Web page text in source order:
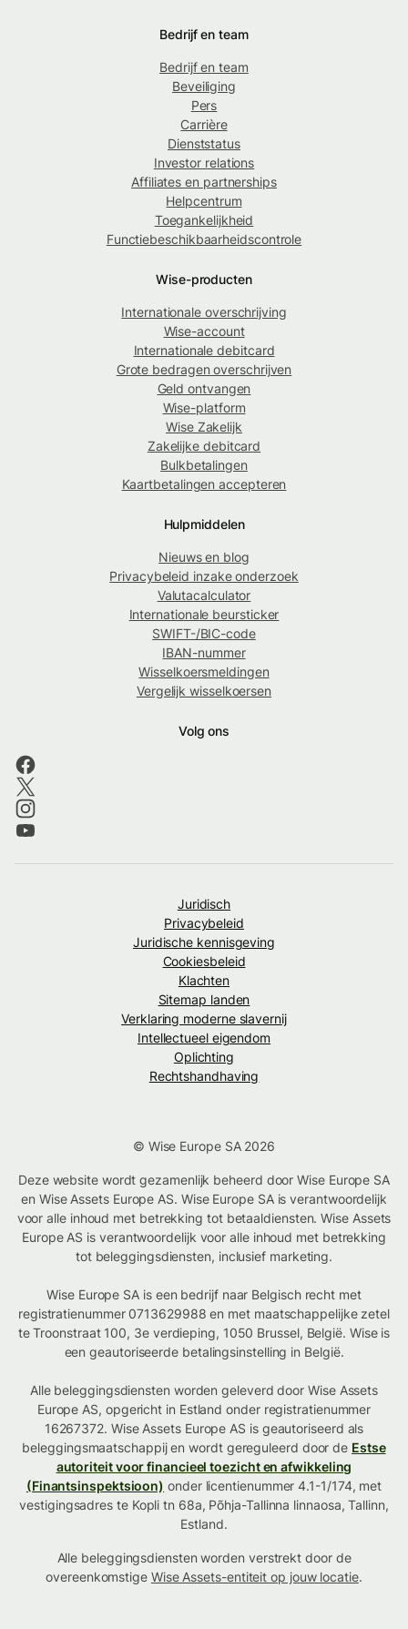
Bedrijf en team
Bedrijf en team
Beveiliging
Pers
Carrière
Dienststatus
Investor relations
Affiliates en partnerships
Helpcentrum
Toegankelijkheid
Functiebeschikbaarheidscontrole
Wise-producten
Internationale overschrijving
Wise-account
Internationale debitcard
Grote bedragen overschrijven
Geld ontvangen
Wise-platform
Wise Zakelijk
Zakelijke debitcard
Bulkbetalingen
Kaartbetalingen accepteren
Hulpmiddelen
Nieuws en blog
Privacybeleid inzake onderzoek
Valutacalculator
Internationale beursticker
SWIFT-/BIC-code
IBAN-nummer
Wisselkoersmeldingen
Vergelijk wisselkoersen
Volg ons
Juridisch
Privacybeleid
Juridische kennisgeving
Cookiesbeleid
Klachten
Sitemap landen
Verklaring moderne slavernij
Intellectueel eigendom
Oplichting
Rechtshandhaving
© Wise Europe SA 2026
Deze website wordt gezamenlijk beheerd door Wise Europe SA
en Wise Assets Europe AS. Wise Europe SA is verantwoordelijk
voor alle inhoud met betrekking tot betaaldiensten. Wise Assets
Europe AS is verantwoordelijk voor alle inhoud met betrekking
tot beleggingsdiensten, inclusief marketing.
Wise Europe SA is een bedrijf naar Belgisch recht met
registratienummer 0713629988 en met maatschappelijke zetel
te Troonstraat 100, 3e verdieping, 1050 Brussel, België. Wise is
een geautoriseerde betalingsinstelling in België.
Alle beleggingsdiensten worden geleverd door Wise Assets
Europe AS, opgericht in Estland onder registratienummer
16267372. Wise Assets Europe AS is geautoriseerd als
beleggingsmaatschappij en wordt gereguleerd door de Estse
autoriteit voor financieel toezicht en afwikkeling
(Finantsinspektsioon) onder licentienummer 4.1-1/174, met
vestigingsadres te Kopli tn 68a, Põhja-Tallinna linnaosa, Tallinn,
Estland.
Alle beleggingsdiensten worden verstrekt door de
overeenkomstige Wise Assets-entiteit op jouw locatie.